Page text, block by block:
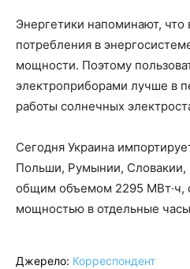
Энергетики напоминают, что
потребления в
мощности. Поэтому
электроприборами лучше в
работы солнечных
Сегодня Украина
Польши, Румынии,
общим объемом 2295 МВт·ч,
мощностью в отдельные
Джерело: Корреспондент